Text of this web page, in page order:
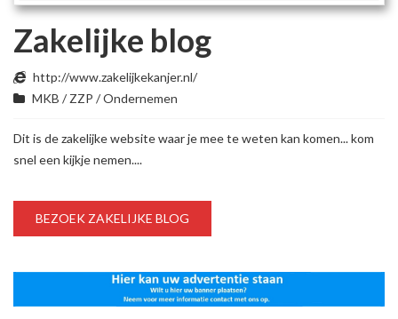
Zakelijke blog
http://www.zakelijkekanjer.nl/
MKB / ZZP / Ondernemen
Dit is de zakelijke website waar je mee te weten kan komen... kom
snel een kijkje nemen....
BEZOEK ZAKELIJKE BLOG